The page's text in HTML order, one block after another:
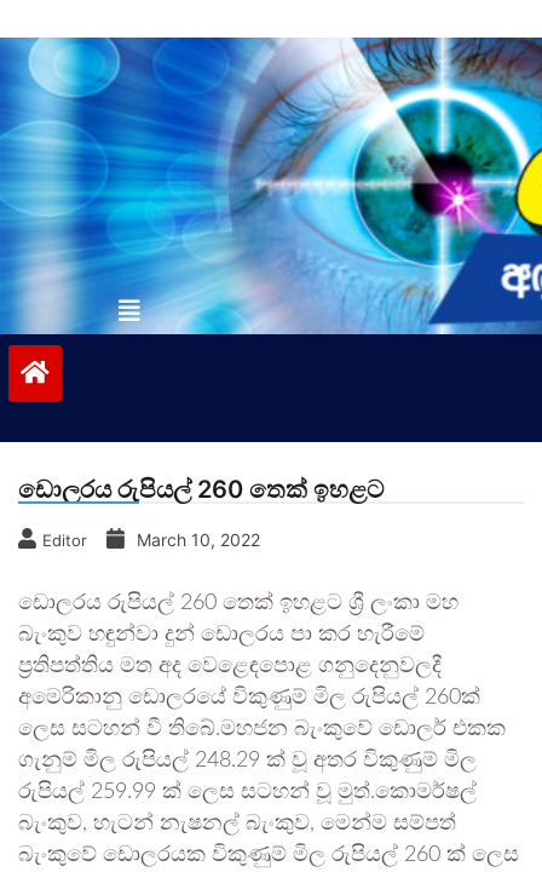
to
contentvinivida.lk
ඩොලරය රුපියල් 260 තෙක් ඉහළට
Editor March 10, 2022
ඩොලරය රුපියල් 260 තෙක් ඉහළට ශ්‍රී ලංකා මහ
බැංකුව හඳුන්වා දුන් ඩොලරය පා කර හැරීමේ
ප‍්‍රතිපත්තිය මත අද වෙළෙඳපොළ ගනුදෙනුවලදී
අමෙරිකානු ඩොලරයේ විකුණුම් මිල රුපියල් 260ක්
ලෙස සටහන් වී තිබේ.මහජන බැංකුවේ ඩොලර් එකක
ගැනුම් මිල රුපියල් 248.29 ක් වූ අතර විකුණුම් මිල
රුපියල් 259.99 ක් ලෙස සටහන් වූ මුත්.කොමර්ෂල්
බැංකුව, හැටන් නැෂනල් බැංකුව, මෙන්ම සම්පත්
බැංකුවේ ඩොලරයක විකුණුම් මිල රුපියල් 260 ක් ලෙස